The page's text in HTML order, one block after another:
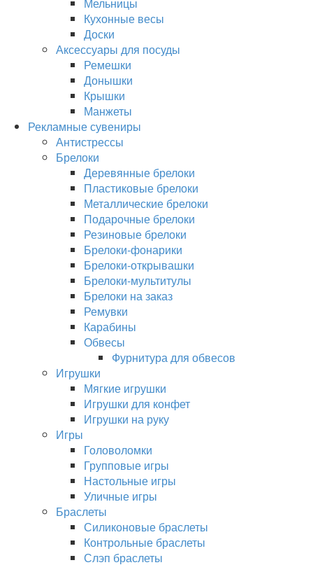
Кухонные весы
Доски
Аксессуары для посуды
Ремешки
Донышки
Крышки
Манжеты
Рекламные сувениры
Антистрессы
Брелоки
Деревянные брелоки
Пластиковые брелоки
Металлические брелоки
Подарочные брелоки
Резиновые брелоки
Брелоки-фонарики
Брелоки-открывашки
Брелоки-мультитулы
Брелоки на заказ
Ремувки
Карабины
Обвесы
Фурнитура для обвесов
Игрушки
Мягкие игрушки
Игрушки для конфет
Игрушки на руку
Игры
Головоломки
Групповые игры
Настольные игры
Уличные игры
Браслеты
Силиконовые браслеты
Контрольные браслеты
Слэп браслеты